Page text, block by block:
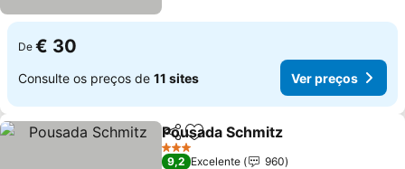
De € 30
Consulte os preços de 11 sites Ver preços
PartilharAdicionar aos favoritos
Pousada Schmitz
3 Estrelas
9,2 Excelente
960